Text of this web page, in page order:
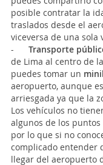
posible contratar la
traslados desde el
viceversa de una sola
- Transporte
de Lima al centro de
puedes tomar un
aeropuerto, aunque
arriesgada ya que la
Los vehículos no
algunos de los
por lo que si no
complicado entender
llegar del aeropuerto